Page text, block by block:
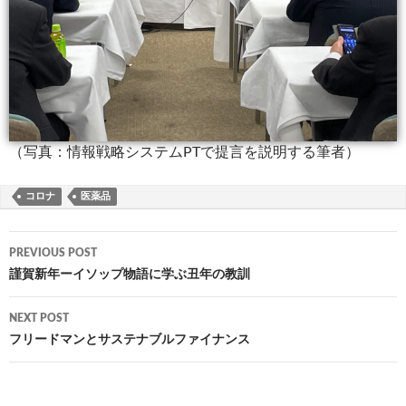
（写真：情報戦略システムPTで提言を説明する筆者）
コロナ 医薬品
Post
navigation
PREVIOUS POST
謹賀新年ーイソップ物語に学ぶ丑年の教訓
NEXT POST
フリードマンとサステナブルファイナンス